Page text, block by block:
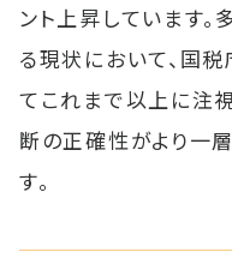
ント上昇しています
る現状において、国
てこれまで以上に注
断の正確性がより一
す。